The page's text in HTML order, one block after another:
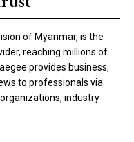
of Myanmar, is the
reaching millions of
provides business,
to professionals via
industry